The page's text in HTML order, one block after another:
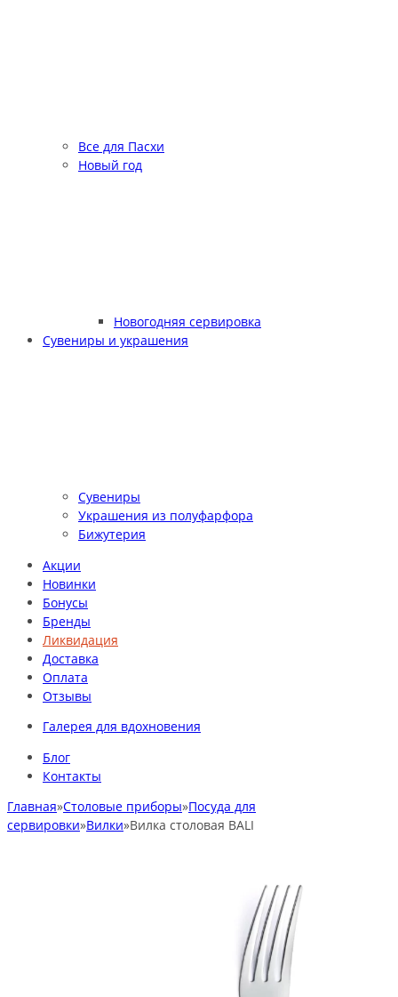
Все для Пасхи
Новый год
Новогодняя сервировка
Сувениры и украшения
Сувениры
Украшения из полуфарфора
Бижутерия
Акции
Новинки
Бонусы
Бренды
Ликвидация
Доставка
Оплата
Отзывы
Галерея для вдохновения
Блог
Контакты
Главная»Столовые приборы»Посуда для
сервировки»Вилки»Вилка столовая BALI